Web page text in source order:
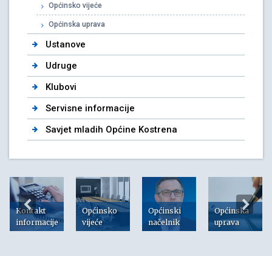
Općinsko vijeće
Općinska uprava
Ustanove
Udruge
Klubovi
Servisne informacije
Savjet mladih Općine Kostrena
Kontakt
informacije
Općinsko
vijeće
Općinski
načelnik
Općinska
uprava